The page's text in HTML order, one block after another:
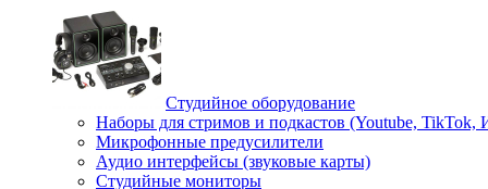
Студийное оборудование
Наборы для стримов и подкастов (Youtube, TikTok,
Микрофонные предусилители
Аудио интерфейсы (звуковые карты)
Студийные мониторы